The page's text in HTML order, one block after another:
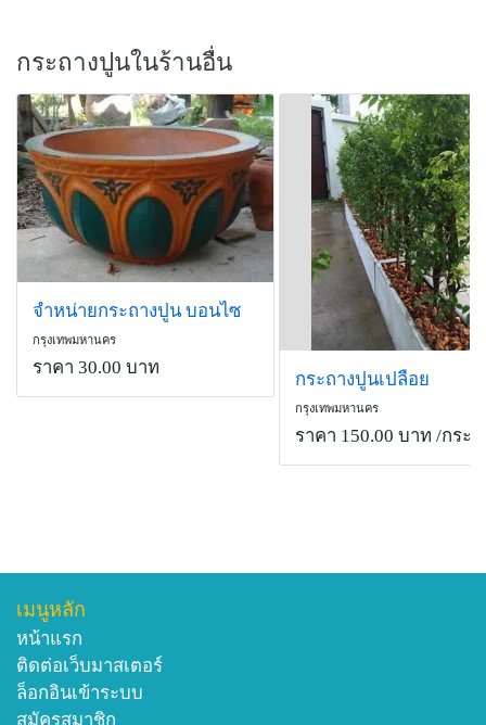
กระถางปูนในร้านอื่น
จำหน่ายกระถางปูน บอนไซ
กรุงเทพมหานคร
ราคา 30.00 บาท
กระถางปูนเปลือย
กรุงเทพมหานคร
ราคา 150.00 บาท /กระถ
เมนูหลัก
หน้าแรก
ติดต่อเว็บมาสเตอร์
ล็อกอินเข้าระบบ
สมัครสมาชิก